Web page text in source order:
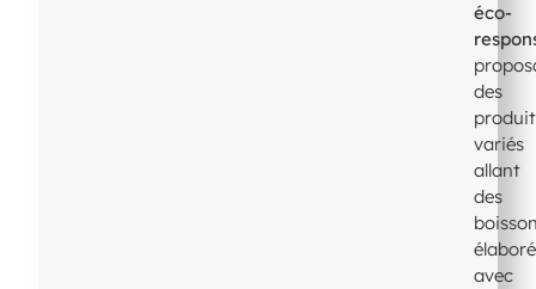
éco-
des
variés
allant
des
avec